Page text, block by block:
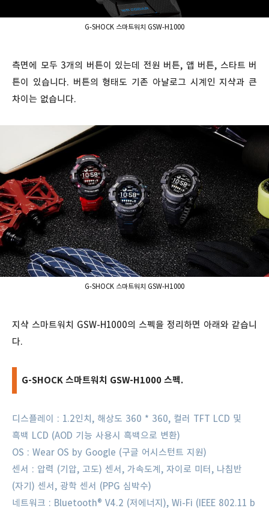
G-SHOCK 스마트워치 GSW-H1000
측면에 모두 3개의 버튼이 있는데 전원 버튼, 앱 버튼, 스타트 버
튼이 있습니다. 버튼의 형태도 기존 아날로그 시계인 지샥과 큰
차이는 없습니다.
G-SHOCK 스마트워치 GSW-H1000
지샥 스마트워치 GSW-H1000의 스펙을 정리하면 아래와 같습니
다.
G-SHOCK 스마트워치 GSW-H1000 스펙.
디스플레이 : 1.2인치, 해상도 360 * 360, 컬러 TFT LCD 및
흑백 LCD (AOD 기능 사용시 흑백으로 변환)
OS : Wear OS by Google (구글 어시스턴트 지원)
센서 : 압력 (기압, 고도) 센서, 가속도계, 자이로 미터, 나침반
(자기) 센서, 광학 센서 (PPG 심박수)
네트워크 : Bluetooth® V4.2 (저에너지), Wi-Fi (IEEE 802.11 b